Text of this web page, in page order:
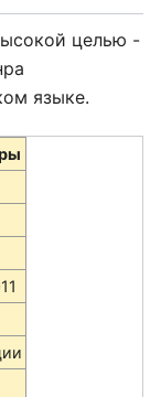
целью -
языке.